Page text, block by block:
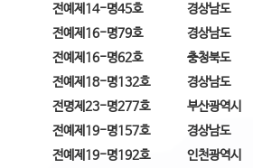
전예제14-명45호
경상남도
전예제16-명79호
경상남도
전예제16-명62호
충청북도
전예제18-명132호
경상남도
전명제23-명277호
부산광역시
전예제19-명157호
경상남도
전예제19-명192호
인천광역시